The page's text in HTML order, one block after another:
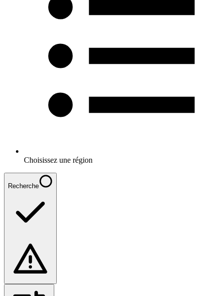
Choisissez une région
Recherche